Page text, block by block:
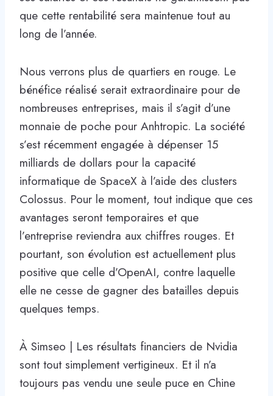
que cette rentabilité sera maintenue tout au
long de l’année.
Nous verrons plus de quartiers en rouge. Le
bénéfice réalisé serait extraordinaire pour de
nombreuses entreprises, mais il s’agit d’une
monnaie de poche pour Anhtropic. La société
s’est récemment engagée à dépenser 15
milliards de dollars pour la capacité
informatique de SpaceX à l’aide des clusters
Colossus. Pour le moment, tout indique que ces
avantages seront temporaires et que
l’entreprise reviendra aux chiffres rouges. Et
pourtant, son évolution est actuellement plus
positive que celle d’OpenAI, contre laquelle
elle ne cesse de gagner des batailles depuis
quelques temps.
À Simseo | Les résultats financiers de Nvidia
sont tout simplement vertigineux. Et il n’a
toujours pas vendu une seule puce en Chine